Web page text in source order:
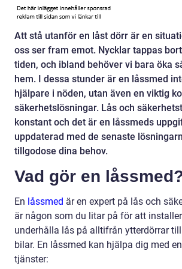
Att stå utanför en låst dörr är en
oss ser fram emot. Nycklar tappas
tiden, och ibland behöver vi bara öka
hem. I dessa stunder är en låssmed
hjälpare i nöden, utan även en viktig
säkerhetslösningar. Lås och
konstant och det är en låssmeds
uppdaterad med de senaste
tillgodose dina behov.
Vad gör en
En låssmed är en expert på lås och
är någon som du litar på för att
underhålla lås på alltifrån ytterdörrar
bilar. En låssmed kan hjälpa dig med
tjänster: